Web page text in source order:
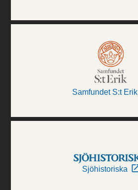
Samfundet S:t Erik
Sjöhistoriska